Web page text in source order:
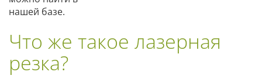
нашей базе.
Что же такое лазерная
резка?